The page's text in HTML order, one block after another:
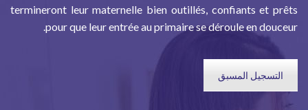
termineront leur maternelle bien outillés, confiants et prêts
pour que leur entrée au primaire se déroule en douceur.
التسجيل المسبق